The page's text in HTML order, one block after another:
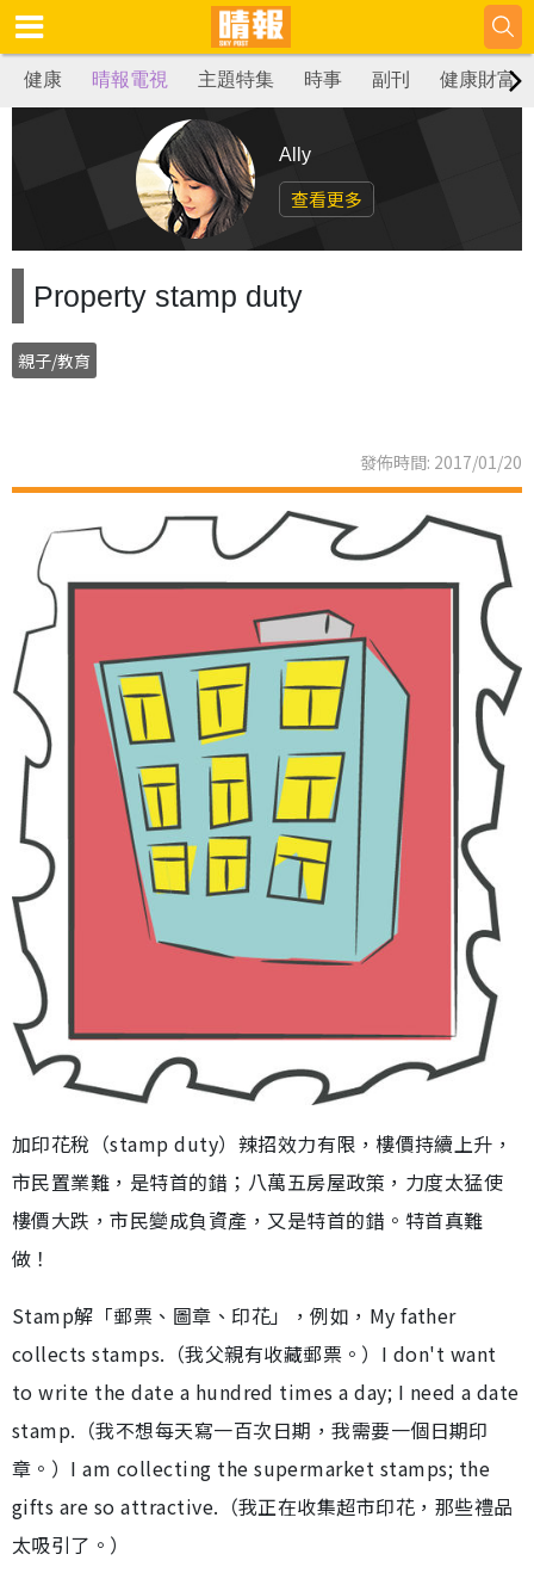
健康 晴報電視 主題特集 時事 副刊 健康財富
Ally
查看更多
Property stamp duty
親子/教育
發佈時間: 2017/01/20
加印花稅（stamp duty）辣招效力有限，樓價持續上升，
市民置業難，是特首的錯；八萬五房屋政策，力度太猛使
樓價大跌，市民變成負資產，又是特首的錯。特首真難
做！
Stamp解「郵票、圖章、印花」，例如，My father
collects stamps.（我父親有收藏郵票。）I don't want
to write the date a hundred times a day; I need a date
stamp.（我不想每天寫一百次日期，我需要一個日期印
章。）I am collecting the supermarket stamps; the
gifts are so attractive.（我正在收集超市印花，那些禮品
太吸引了。）